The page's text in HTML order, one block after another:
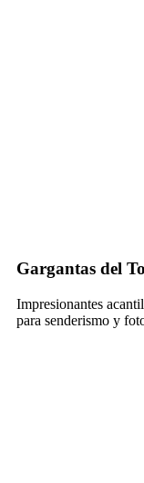
Gargantas del
Impresionantes
para senderismo y